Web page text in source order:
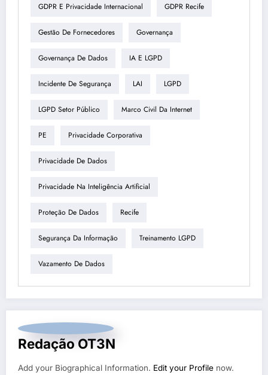
GDPR E Privacidade Internacional GDPR Recife
Gestão De Fornecedores Governança
Governança De Dados IA E LGPD
Incidente De Segurança LAI LGPD
LGPD Setor Público Marco Civil Da Internet
PE Privacidade Corporativa
Privacidade De Dados
Privacidade Na Inteligência Artificial
Proteção De Dados Recife
Segurança Da Informação Treinamento LGPD
Vazamento De Dados
Redação OT3N
Add your Biographical Information. Edit your Profile now.